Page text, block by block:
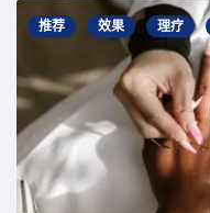
推荐 效果 理疗